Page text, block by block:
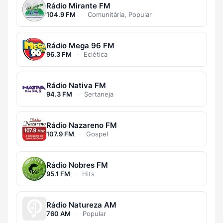
Rádio Mirante FM
104.9 FM · Comunitária, Popular
Rádio Mega 96 FM
96.3 FM · Eclética
Rádio Nativa FM
94.3 FM · Sertaneja
Rádio Nazareno FM
107.9 FM · Gospel
Rádio Nobres FM
95.1 FM · Hits
Rádio Natureza AM
760 AM · Popular